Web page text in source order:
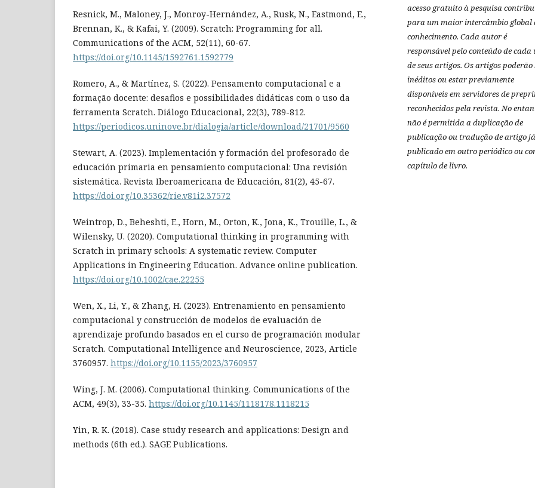
Resnick, M., Maloney, J., Monroy-Hernández, A., Rusk, N., Eastmond, E.,
Brennan, K., & Kafai, Y. (2009). Scratch: Programming for all.
Communications of the ACM, 52(11), 60-67.
https://doi.org/10.1145/1592761.1592779
Romero, A., & Martínez, S. (2022). Pensamento computacional e a
formação docente: desafios e possibilidades didáticas com o uso da
ferramenta Scratch. Diálogo Educacional, 22(3), 789-812.
https://periodicos.uninove.br/dialogia/article/download/21701/9560
Stewart, A. (2023). Implementación y formación del profesorado de
educación primaria en pensamiento computacional: Una revisión
sistemática. Revista Iberoamericana de Educación, 81(2), 45-67.
https://doi.org/10.35362/rie.v81i2.37572
Weintrop, D., Beheshti, E., Horn, M., Orton, K., Jona, K., Trouille, L., &
Wilensky, U. (2020). Computational thinking in programming with
Scratch in primary schools: A systematic review. Computer
Applications in Engineering Education. Advance online publication.
https://doi.org/10.1002/cae.22255
Wen, X., Li, Y., & Zhang, H. (2023). Entrenamiento en pensamiento
computacional y construcción de modelos de evaluación de
aprendizaje profundo basados en el curso de programación modular
Scratch. Computational Intelligence and Neuroscience, 2023, Article
3760957. https://doi.org/10.1155/2023/3760957
Wing, J. M. (2006). Computational thinking. Communications of the
ACM, 49(3), 33-35. https://doi.org/10.1145/1118178.1118215
Yin, R. K. (2018). Case study research and applications: Design and
methods (6th ed.). SAGE Publications.
acesso gratuito à pesquisa
para um maior intercâmbio global
conhecimento. Cada autor é
responsável pelo conteúdo de cada
de seus artigos. Os artigos poderão
inéditos ou estar previamente
disponíveis em servidores de
reconhecidos pela revista. No
não é permitida a duplicação de
publicação ou tradução de artigo já
publicado em outro periódico ou
capítulo de livro.